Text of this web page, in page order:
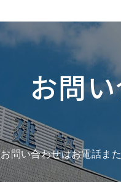
お問い合わせはお電話ま
お問